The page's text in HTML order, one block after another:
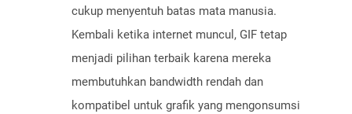
cukup menyentuh batas mata manusia.
Kembali ketika internet muncul, GIF tetap
menjadi pilihan terbaik karena mereka
membutuhkan bandwidth rendah dan
kompatibel untuk grafik yang mengonsumsi